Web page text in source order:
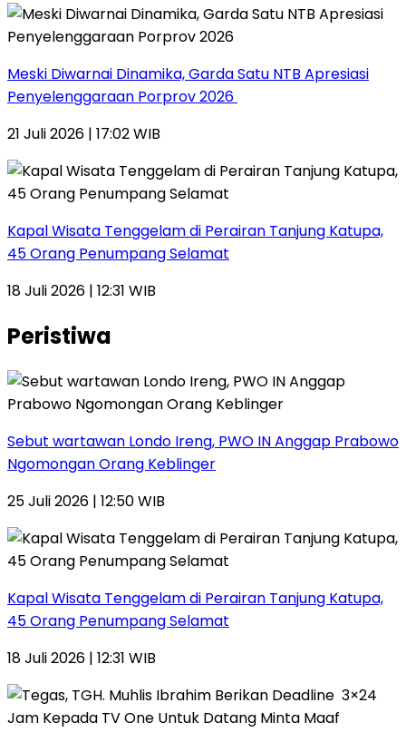
Meski Diwarnai Dinamika, Garda Satu NTB Apresiasi
Penyelenggaraan Porprov 2026 ‎
21 Juli 2026 | 17:02 WIB
Kapal Wisata Tenggelam di Perairan Tanjung Katupa,
45 Orang Penumpang Selamat
18 Juli 2026 | 12:31 WIB
Peristiwa
Sebut wartawan Londo Ireng, PWO IN Anggap Prabowo
Ngomongan Orang Keblinger
25 Juli 2026 | 12:50 WIB
Kapal Wisata Tenggelam di Perairan Tanjung Katupa,
45 Orang Penumpang Selamat
18 Juli 2026 | 12:31 WIB